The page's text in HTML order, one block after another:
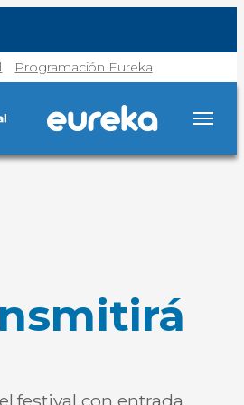
Programación Eureka
festival con entrada